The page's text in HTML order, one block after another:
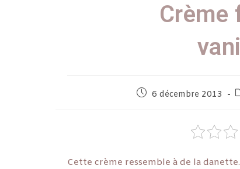
Crème
6 décembre 2013
Cette crème ressemble à de la